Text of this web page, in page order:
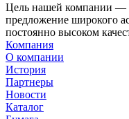
Цель нашей компании —
предложение широкого
постоянно высоком
Компания
О компании
История
Партнеры
Новости
Каталог